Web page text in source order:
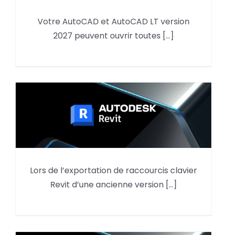
AutoCAD et les versions DWG et
DXF compatibilité et conversion
Votre AutoCAD et AutoCAD LT version
2027 peuvent ouvrir toutes [...]
raccourcis clavier d’une version
ancienne à une version plus
Lors de l’exportation de raccourcis clavier
Revit d’une ancienne version [...]